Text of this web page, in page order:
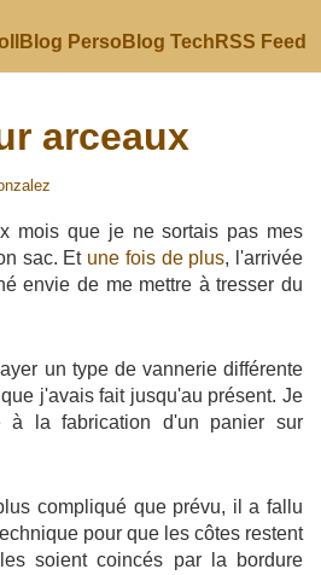
Blog Perso Blog Tech RSS Feed
arceaux
mois que je ne sortais pas mes
sac. Et une fois de plus, l'arrivée
envie de me mettre à tresser du
un type de vannerie différente
j'avais fait jusqu'au présent. Je
à la fabrication d'un panier sur
compliqué que prévu, il a fallu
pour que les côtes restent
soient coincés par la bordure